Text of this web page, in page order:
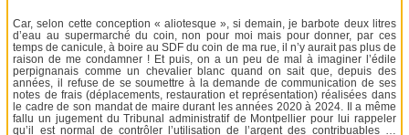
Car, selon cette conception « aliotesque », si demain, je barbote deux litres
d’eau au supermarché du coin, non pour moi mais pour donner, par ces
temps de canicule, à boire au SDF du coin de ma rue, il n’y aurait pas plus de
raison de me condamner ! Et puis, on a un peu de mal à imaginer l’édile
perpignanais comme un chevalier blanc quand on sait que, depuis des
années, il refuse de se soumettre à la demande de communication de ses
notes de frais (déplacements, restauration et représentation) réalisées dans
le cadre de son mandat de maire durant les années 2020 à 2024. Il a même
fallu un jugement du Tribunal administratif de Montpellier pour lui rappeler
qu’il est normal de contrôler l’utilisation de l’argent des contribuables …